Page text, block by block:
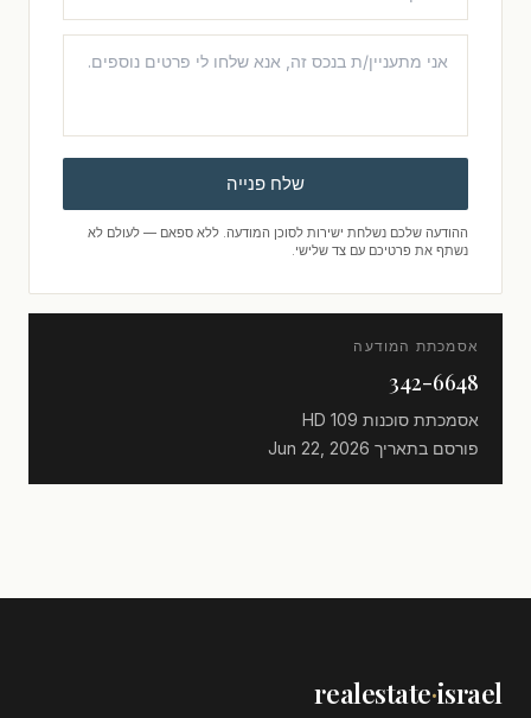
שלח פנייה
ההודעה שלכם נשלחת ישירות לסוכן המודעה. ללא ספאם — לעולם לא
נשתף את פרטיכם עם צד שלישי.
אסמכתת המודעה
342-6648
אסמכתת סוכנות
פורסם בתאריך
realestate·israel